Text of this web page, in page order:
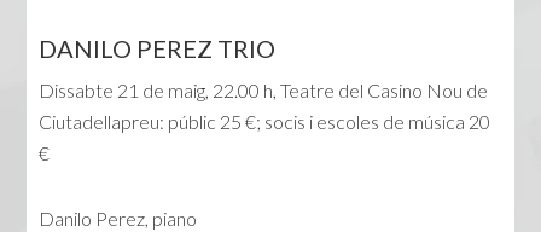
DANILO PEREZ TRIO
Dissabte 21 de maig, 22.00 h, Teatre del Casino Nou de
Ciutadellapreu: públic 25 €; socis i escoles de música 20
€
Danilo Perez, piano